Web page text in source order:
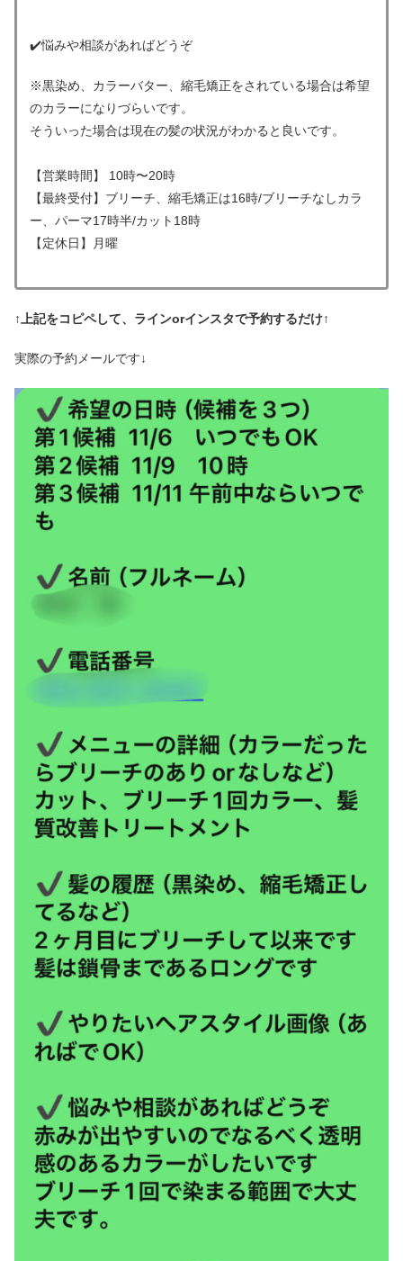
✔️悩みや相談があればどうぞ
※黒染め、カラーバター、縮毛矯正をされている場合は希望
のカラーになりづらいです。
そういった場合は現在の髪の状況がわかると良いです。
【営業時間】 10時〜20時
【最終受付】ブリーチ、縮毛矯正は16時/ブリーチなしカラ
ー、パーマ17時半/カット18時
【定休日】月曜
↑上記をコピペして、ラインorインスタで予約するだけ↑
実際の予約メールです↓